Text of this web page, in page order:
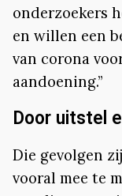
onderzoekers
en willen een
van corona
aandoening.”
Door uitstel
Die gevolgen
vooral mee te